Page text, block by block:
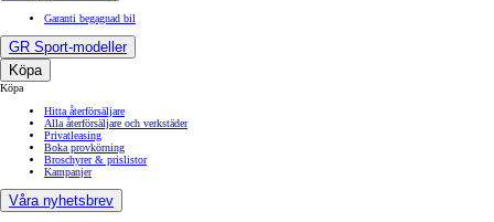
Garanti begagnad bil
GR Sport-modeller
Köpa
Köpa
Hitta återförsäljare
Alla återförsäljare och verkstäder
Privatleasing
Boka provkörning
Broschyrer & prislistor
Kampanjer
Våra nyhetsbrev